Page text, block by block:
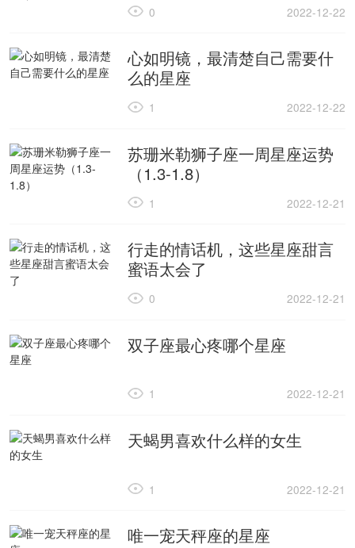
2022-12-22
0
心如明镜，最清楚自己需要什
么的星座
2022-12-22
1
苏珊米勒狮子座一周星座运势
（1.3-1.8）
2022-12-21
1
行走的情话机，这些星座甜言
蜜语太会了
2022-12-21
0
双子座最心疼哪个星座
2022-12-21
1
天蝎男喜欢什么样的女生
2022-12-21
1
唯一宠天秤座的星座